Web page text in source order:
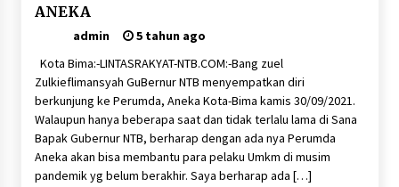
ANEKA
admin
5 tahun ago
Kota Bima:-LINTASRAKYAT-NTB.COM:-Bang zuel
Zulkieflimansyah GuBernur NTB menyempatkan diri
berkunjung ke Perumda, Aneka Kota-Bima kamis 30/09/2021.
Walaupun hanya beberapa saat dan tidak terlalu lama di Sana
Bapak Gubernur NTB, berharap dengan ada nya Perumda
Aneka akan bisa membantu para pelaku Umkm di musim
pandemik yg belum berakhir. Saya berharap ada […]